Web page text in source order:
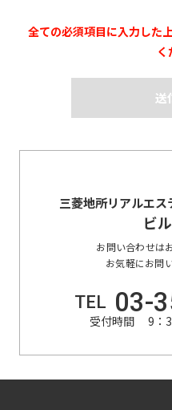
全ての必須項目に入力した
く
送
三菱地所リアルエ
ビ
お問い合わせは
お気軽にお問
TEL 03-
受付時間 9：